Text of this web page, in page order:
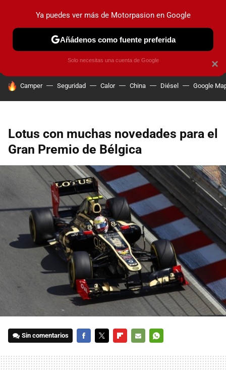
PRUEBAS COCHES ELÉCTRICOS OBSERVATORIO
HOY SE HABLA DE
Camper Seguridad Calor China Diésel Google
Lotus con muchas novedades para el
Gran Premio de Bélgica
Sin comentarios
MAIL
×
Ya puedes ver más de Motorpasion en Google
Añádenos como fuente preferida
Solo necesitas una cuenta de Google